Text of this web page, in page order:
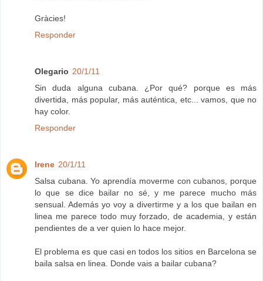
Gràcies!
Responder
Olegario 20/1/11
Sin duda alguna cubana. ¿Por qué? porque es más
divertida, más popular, más auténtica, etc... vamos, que no
hay color.
Responder
Irene 20/1/11
Salsa cubana. Yo aprendía moverme con cubanos, porque
lo que se dice bailar no sé, y me parece mucho más
sensual. Además yo voy a divertirme y a los que bailan en
linea me parece todo muy forzado, de academia, y están
pendientes de a ver quien lo hace mejor.
El problema es que casi en todos los sitios en Barcelona se
baila salsa en linea. Donde vais a bailar cubana?